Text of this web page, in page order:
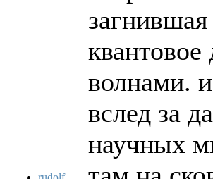
волнами.
вслед за
научных